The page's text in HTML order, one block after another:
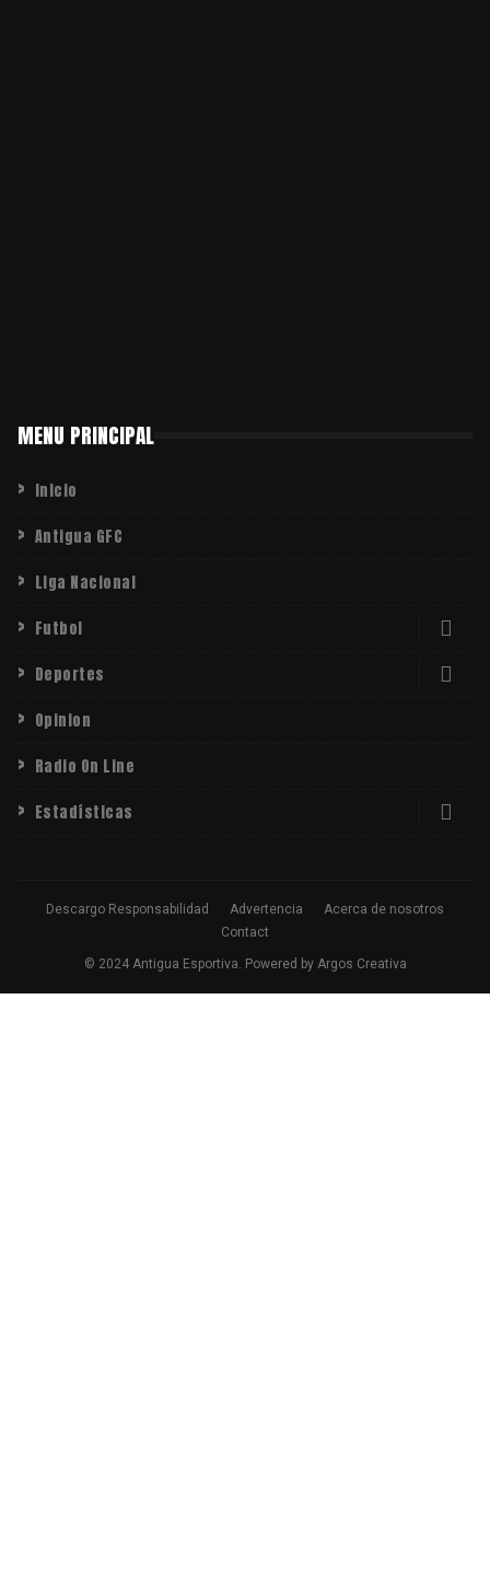
MENU PRINCIPAL
Inicio
Antigua GFC
Liga Nacional
Futbol
Deportes
Opinion
Radio On Line
Estadísticas
Descargo Responsabilidad Advertencia
Acerca de nosotros
Contact
© 2024 Antigua Esportiva. Powered by Argos Creativa